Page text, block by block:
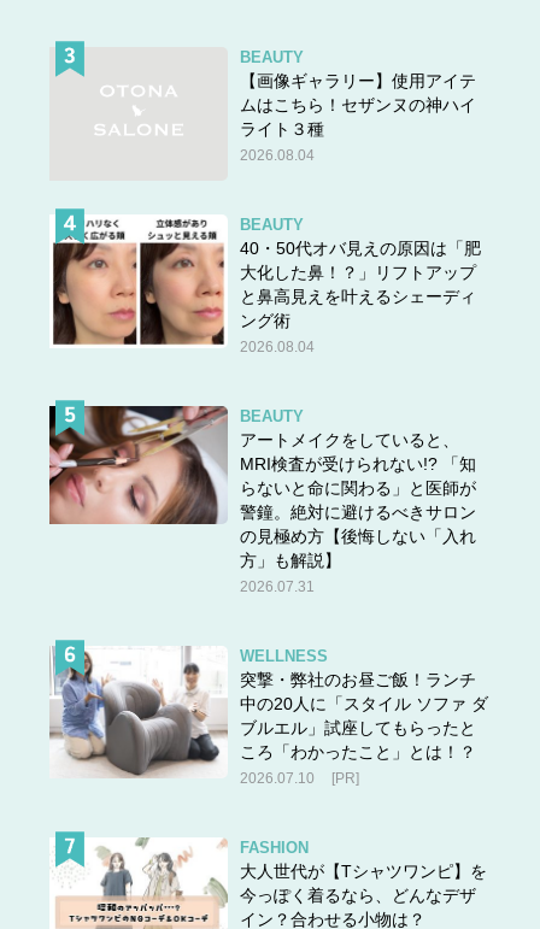
ワンピースとは違います。そのため、肩の透け感を強調し
たデザインのワンピースは何となく「昔よく見かけたワン
ピース」という印象を受けやすいのでこちらもそろそろ卒
また、40代の大人女性はできるだけシンプルかつシルエッ
す。あまりデザインが凝ったもの、レースやシースルーを
多用したものは一転して痛見えしやすいので、甘めデザイ
ンがお好きな方ほど取り入れ方に注意をしましょう。
衣替えの日に重い腰をあげて一気に整理整頓も良いです
が、あまりにも服の整理がおろそかになっていると一日で
終わらないほど量を分別しないとけなくなります。そうな
らないためにも毎月、とくにシーズン終わりはもう着ない
であろう服を数着ずつ見直しをかけていきましょう。する
と、いざ衣替えの日が着ても楽々と入れ替えができるは
ず。今回はぜひ冬ワンピースをチェックしてみてください
BEAUTY
【画像ギャラリー】使用アイテ
ムはこちら！セザンヌの神ハイ
ライト３種
2026.08.04
BEAUTY
40・50代オバ見えの原因は「肥
大化した鼻！？」リフトアップ
と鼻高見えを叶えるシェーディ
ング術
2026.08.04
BEAUTY
アートメイクをしていると、
MRI検査が受けられない!? 「知
らないと命に関わる」と医師が
警鐘。絶対に避けるべきサロン
の見極め方【後悔しない「入れ
方」も解説】
2026.07.31
WELLNESS
突撃・弊社のお昼ご飯！ランチ
中の20人に「スタイル ソファ ダ
ブルエル」試座してもらったと
ころ「わかったこと」とは！？
2026.07.10 [PR]
FASHION
大人世代が【Tシャツワンピ】を
今っぽく着るなら、どんなデザ
イン？合わせる小物は？